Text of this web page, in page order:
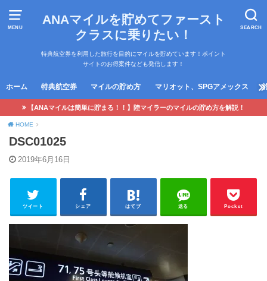
MENU SEARCH
ANAマイルを貯めてファースト
クラスに乗りたい！
特典航空券を利用した旅行を目的にマイルを貯めています！ポイント
サイトのお得案件なども発信します！
ホーム 特典航空券 マイルの貯め方 マリオット、SPGアメックス
【ANAマイルは簡単に貯まる！！】陸マイラーのマイルの貯め方を解説！
HOME
DSC01025
2019年6月16日
ツイート シェア はてブ 送る Pocket